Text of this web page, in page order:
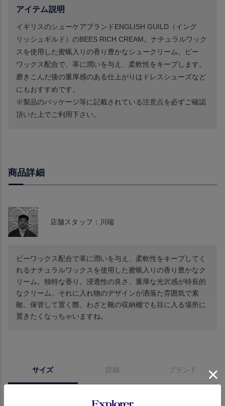
アイテム説明
イギリスのシューケアブランドENGLISH GUILD（イング
リッシュギルド）のBEES RICH CREAM。ナチュラルワック
スを使用した蜜蝋入りの香り豊かなシュークリーム。ビー
ワックス配合で、革に潤いを与え、柔軟性をキープします。
磨きこんだ後の重厚感のある仕上がりはドレスシューズなど
にもおすすめです。
※製品のパッケージ等に記載されている注意点を必ずご確認
頂いた上でご利用下さい。
商品詳細
店舗スタッフ：川端
ビーワックス配合で革に潤いを与え、柔軟性をキープしてく
れるナチュラルワックスを使用した蜜蝋入りの香り豊かなク
リーム。独特な香り、浸透性の良さ、重厚な光沢感が特長的
なクリーム。それに入れ物のデザインが洒落た雰囲気で素
敵。保管して置く際、わざと靴の収納棚でも目に入る場所に
置きたくなっちゃいますね。
サイズ 詳細 ブランド